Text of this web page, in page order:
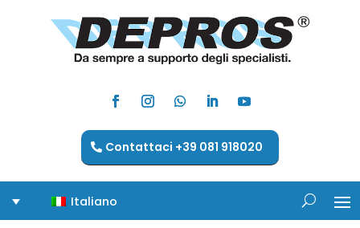
Contattaci +39 081 918020
Italiano